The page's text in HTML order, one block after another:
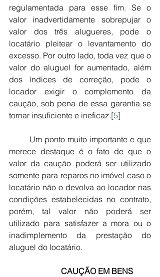
regulamentada para esse fim. Se o
valor inadvertidamente sobrepujar o
valor dos três alugueres, pode o
locatário pleitear o levantamento do
excesso. Por outro lado, toda vez que o
valor do aluguel for aumentado, além
dos índices de correção, pode o
locador exigir o complemento da
caução, sob pena de essa garantia se
tornar insuficiente e ineficaz.[5]
merece destaque é o fato de que o
valor da caução poderá ser utilizado
somente para reparos no imóvel caso o
locatário não o devolva ao locador nas
condições estabelecidas no contrato,
porém, tal valor não poderá ser
utilizado para satisfazer a mora ou o
inadimplemento da prestação do
aluguel do locatário.
CAUÇÃO EM BENS